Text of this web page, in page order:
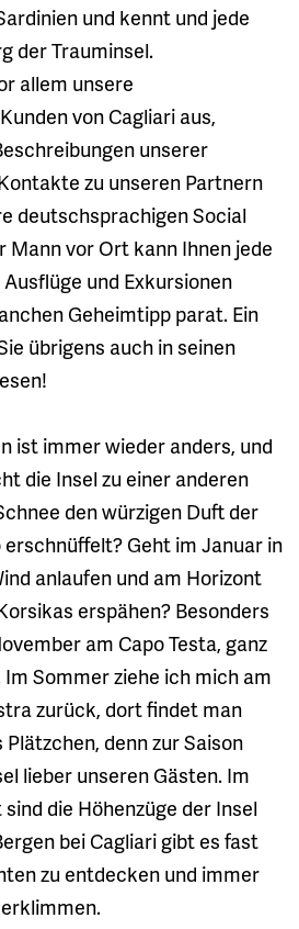
und kennt und jede
der Trauminsel.
allem unsere
von Cagliari aus,
unserer
zu unseren Partnern
deutschsprachigen Social
Mann vor Ort kann Ihnen jede
und Exkursionen
Geheimtipp parat. Ein
übrigens auch in seinen
ist immer wieder anders, und
die Insel zu einer anderen
den würzigen Duft der
Geht im Januar in
anlaufen und am Horizont
erspähen? Besonders
am Capo Testa, ganz
Sommer ziehe ich mich am
zurück, dort findet man
denn zur Saison
lieber unseren Gästen. Im
die Höhenzüge der Insel
bei Cagliari gibt es fast
zu entdecken und immer